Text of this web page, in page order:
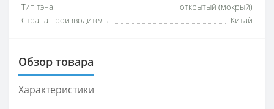
Тип тэна:
открытый (мокрый)
Страна производитель:
Китай
Обзор товара
Характеристики